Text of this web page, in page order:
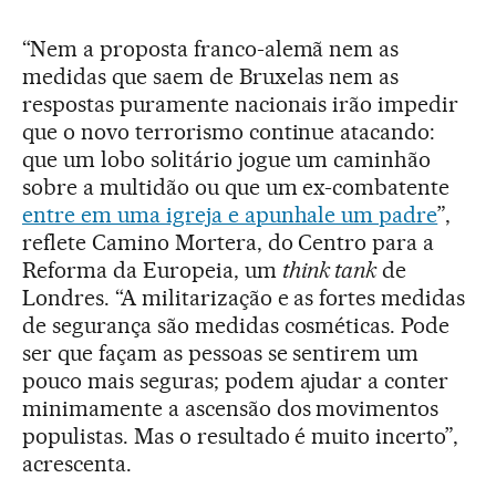
“Nem a proposta franco-alemã nem as
medidas que saem de Bruxelas nem as
respostas puramente nacionais irão impedir
que o novo terrorismo continue atacando:
que um lobo solitário jogue um caminhão
sobre a multidão ou que um ex-combatente
entre em uma igreja e apunhale um padre”,
reflete Camino Mortera, do Centro para a
Reforma da Europeia, um think tankde
Londres. “A militarização e as fortes medidas
de segurança são medidas cosméticas. Pode
ser que façam as pessoas se sentirem um
pouco mais seguras; podem ajudar a conter
minimamente a ascensão dos movimentos
populistas. Mas o resultado é muito incerto”,
acrescenta.